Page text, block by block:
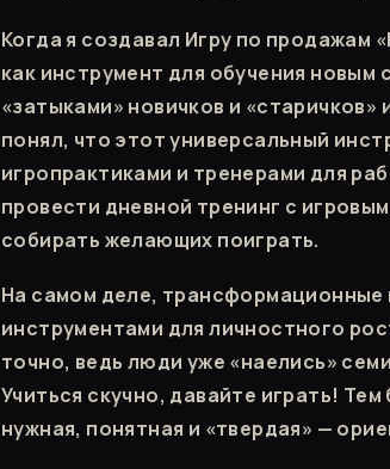
Когда я создавал Игру по продажам
как инструмент для обучения
«затыками» новичков и
понял, что этот универсальный
игропрактиками и тренерами для
провести дневной тренинг с
собирать желающих поиграть.
На самом деле, трансформационные
инструментами для личностного
точно, ведь люди уже «наелись»
Учиться скучно, давайте играть!
нужная, понятная и «твердая» —